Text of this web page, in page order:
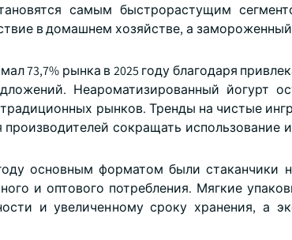
самым быстрорастущим
в домашнем хозяйстве, а
73,7% рынка в 2025 году благодаря
Неароматизированный йогурт
рынков. Тренды на чистые
сокращать использование
основным форматом были стаканчики
и оптового потребления. Мягкие
и увеличенному сроку хранения, а